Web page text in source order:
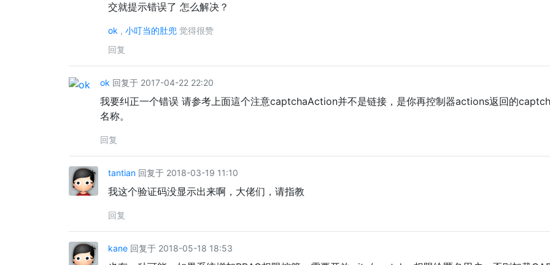
交就提示错误了 怎么解决？
ok , 小叮当的肚兜 觉得很赞
回复
ok 回复于 2017-04-22 22:20
我要纠正一个错误 请参考上面這个注意captchaAction并不是链接，是你再控制器actions返回的
名称。
回复
tantian 回复于 2018-03-19 11:10
我这个验证码没显示出来啊，大佬们，请指教
回复
kane 回复于 2018-05-18 18:53